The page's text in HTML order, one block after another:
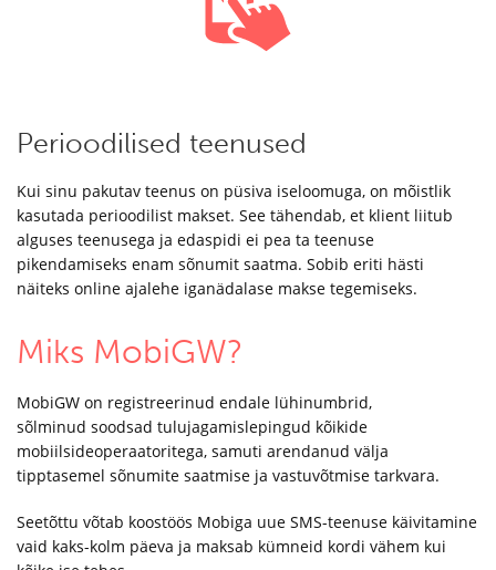
Perioodilised teenused
Kui sinu pakutav teenus on püsiva iseloomuga, on mõistlik
kasutada perioodilist makset. See tähendab, et klient liitub
alguses teenusega ja edaspidi ei pea ta teenuse
pikendamiseks enam sõnumit saatma. Sobib eriti hästi
näiteks online ajalehe iganädalase makse tegemiseks.
Miks MobiGW?
MobiGW on registreerinud endale lühinumbrid,
sõlminud soodsad tulujagamislepingud kõikide
mobiilsideoperaatoritega, samuti arendanud välja
tipptasemel sõnumite saatmise ja vastuvõtmise tarkvara.
Seetõttu võtab koostöös Mobiga uue SMS-teenuse käivitamine
vaid kaks-kolm päeva ja maksab kümneid kordi vähem kui